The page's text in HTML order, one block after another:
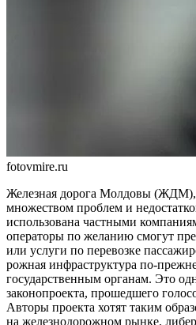
fotovmire.ru
Железная дорога Молдовы (ЖДМ),
множест­вом проблем и
использо­вана частными
операторы по жела­нию смогут
или услуги по перевозке
рожная инфраструктура по-
госу­дарственным органам. Это
законопроекта, про­шедшего
Авторы проекта хотят таким
на железнодорожном рынке,